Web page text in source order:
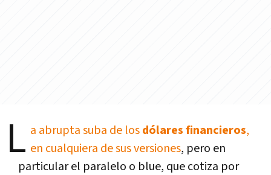
L a abrupta suba de losdólares financieros,
en cualquiera de sus versiones, pero en
particular el paralelo o blue, que cotiza por